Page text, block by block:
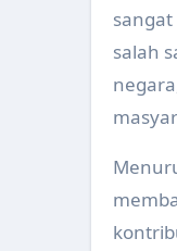
salah